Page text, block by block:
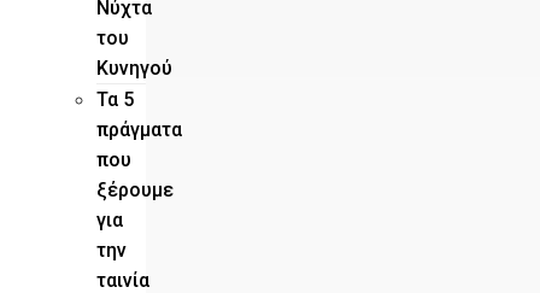
Νύχτα
του
Κυνηγού
Τα 5
πράγματα
που
ξέρουμε
για
την
ταινία